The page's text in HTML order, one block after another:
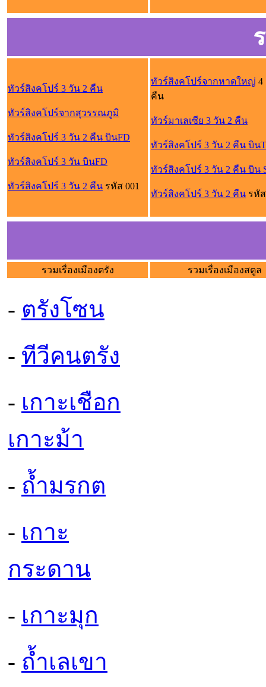
ทัวร์สิงคโปร์ 3 วัน 2 คืน
ทัวร์สิงคโปร์จากสุวรรณภูมิ
ทัวร์สิงคโปร์ 3 วัน 2 คืน บินFD
ทัวร์สิงคโปร์ 3 วัน บินFD
ทัวร์สิงคโปร์ 3 วัน 2 คืน รหัส 001
ทัวร์สิงคโปร์จากหาดใหญ่ 4
คืน
ทัวร์มาเลเซีย 3 วัน 2 คืน
ทัวร์สิงคโปร์ 3 วัน 2 คืน บิน
ทัวร์สิงคโปร์ 3 วัน 2 คืน บิน
ทัวร์สิงคโปร์ 3 วัน 2 คืน รหั
รวมเรื่องเมืองตรัง รวมเรื่องเมืองสตูล
- ตรังโซน
- ทีวีคนตรัง
- เกาะเชือก
เกาะม้า
- ถ้ำมรกต
- เกาะ
กระดาน
- เกาะมุก
- ถ้ำเลเขา